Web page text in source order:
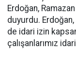
Erdoğan, Ramazan
duyurdu.
de idari izin
çalışanlarımız